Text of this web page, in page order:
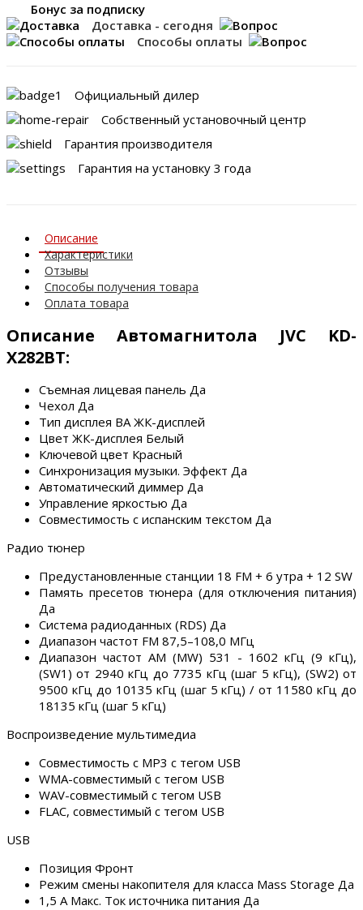
Бонус за подписку
Доставка - сегодня
Способы оплаты
Официальный дилер
Собственный установочный центр
Гарантия производителя
Гарантия на установку 3 года
Описание
Характеристики
Отзывы
Способы получения товара
Оплата товара
Описание Автомагнитола JVC KD-
X282BT:
Съемная лицевая панель Да
Чехол Да
Тип дисплея ВА ЖК-дисплей
Цвет ЖК-дисплея Белый
Ключевой цвет Красный
Синхронизация музыки. Эффект Да
Автоматический диммер Да
Управление яркостью Да
Совместимость с испанским текстом Да
Радио тюнер
Предустановленные станции 18 FM + 6 утра + 12 SW
Память пресетов тюнера (для отключения питания)
Да
Система радиоданных (RDS) Да
Диапазон частот FM 87,5–108,0 МГц
Диапазон частот AM (MW) 531 - 1602 кГц (9 кГц),
(SW1) от 2940 кГц до 7735 кГц (шаг 5 кГц), (SW2) от
9500 кГц до 10135 кГц (шаг 5 кГц) / от 11580 кГц до
18135 кГц (шаг 5 кГц)
Воспроизведение мультимедиа
Совместимость с MP3 с тегом USB
WMA-совместимый с тегом USB
WAV-совместимый с тегом USB
FLAC, совместимый с тегом USB
USB
Позиция Фронт
Режим смены накопителя для класса Mass Storage Да
1,5 А Макс. Ток источника питания Да